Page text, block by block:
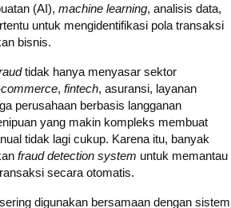
(AI), machine learning, analisis data,
untuk mengidentifikasi pola transaksi
bisnis.
tidak hanya menyasar sektor
, fintech, asuransi, layanan
perusahaan berbasis langganan
yang makin kompleks membuat
tidak lagi cukup. Karena itu, banyak
fraud detection system untuk memantau
secara otomatis.
digunakan bersamaan dengan sistem